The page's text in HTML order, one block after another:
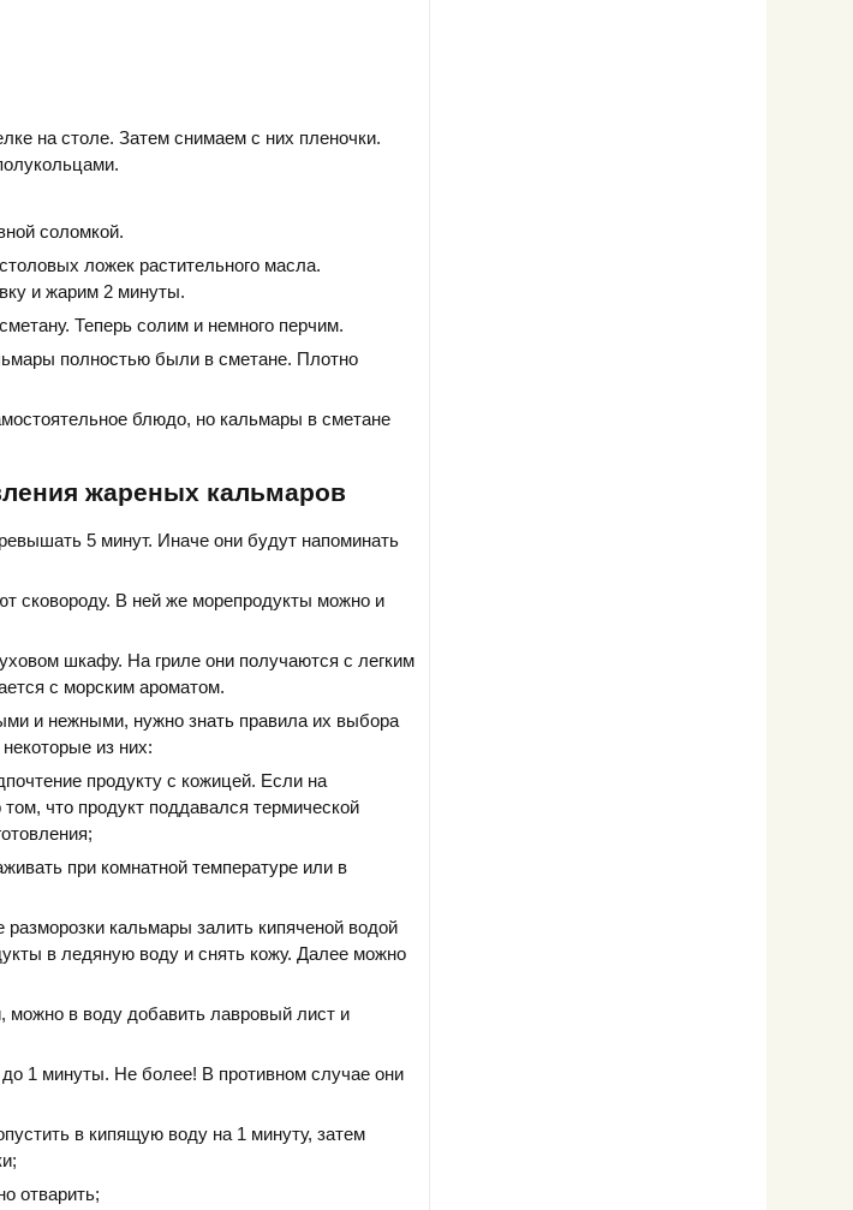
на столе. Затем снимаем с них пленочки.
соломкой.
ложек растительного масла.
и жарим 2 минуты.
Теперь солим и немного перчим.
полностью были в сметане. Плотно
блюдо, но кальмары в сметане
жареных кальмаров
5 минут. Иначе они будут напоминать
сковороду. В ней же морепродукты можно и
шкафу. На гриле они получаются с легким
с морским ароматом.
и нежными, нужно знать правила их выбора
из них:
продукту с кожицей. Если на
том, что продукт поддавался термической
при комнатной температуре или в
кальмары залить кипяченой водой
в ледяную воду и снять кожу. Далее можно
в воду добавить лавровый лист и
1 минуты. Не более! В противном случае они
в кипящую воду на 1 минуту, затем
отварить;